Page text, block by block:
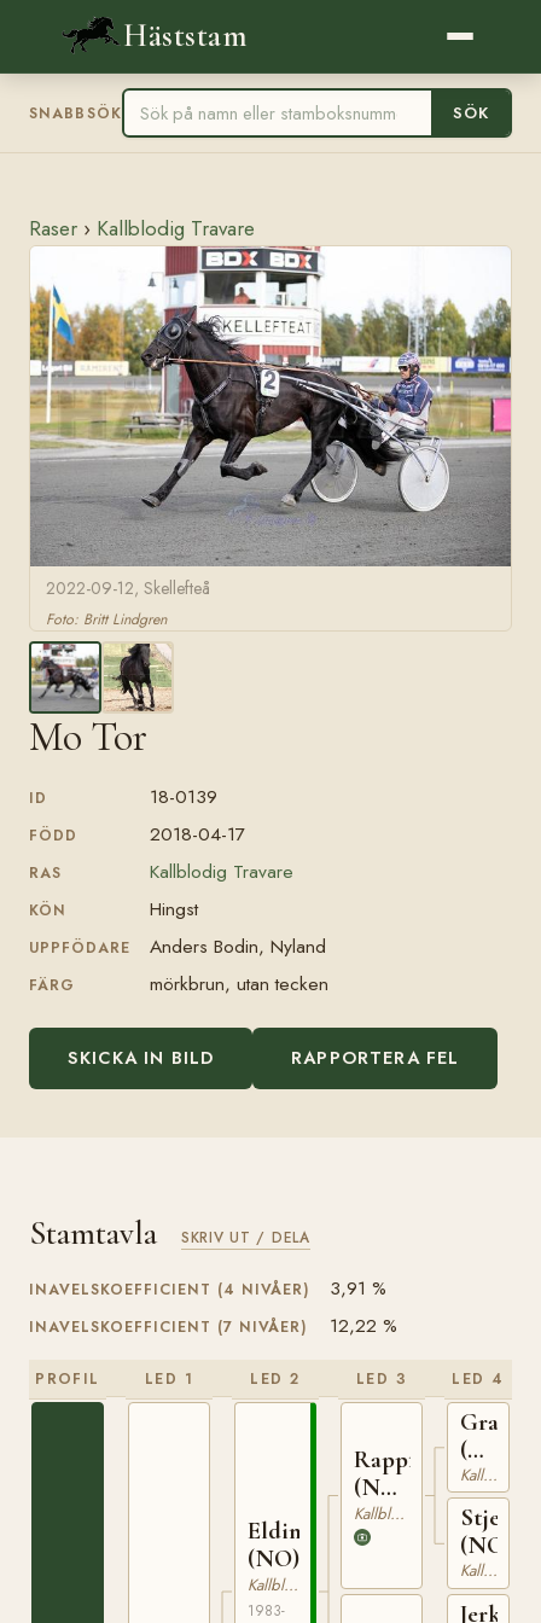
Häststam
SNABBSÖK SÖK
Raser › Kallblodig Travare
2022-09-12, Skellefteå
Foto: Britt Lindgren
Mo Tor
ID 18-0139
FÖDD 2018-04-17
RAS Kallblodig Travare
KÖN Hingst
UPPFÖDARE Anders Bodin, Nyland
FÄRG mörkbrun, utan tecken
SKICKA IN BILD RAPPORTERA FEL
Stamtavla SKRIV UT / DELA
INAVELSKOEFFICIENT (4 NIVÅER) 3,91 %
INAVELSKOEFFICIENT (7 NIVÅER) 12,22 %
PROFIL LED 1 LED 2
Elding
(NO)
Kallblodig Travare
1983-
LED 3
Rappfot
(NO)
NT
75
Kallblodig Travare
LED 4
(NO)
NT
52
Kallblodig Travare
(NO)
Kallblodig Travare
Jerker